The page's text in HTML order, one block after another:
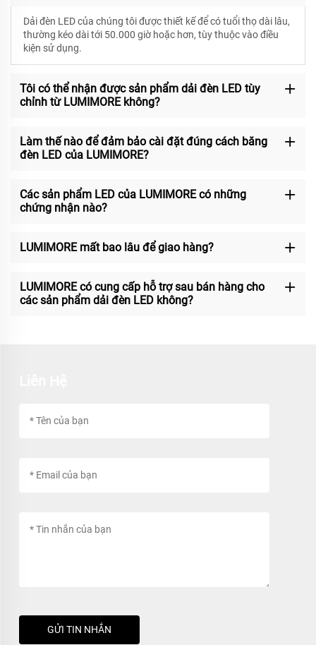
Dải đèn LED của chúng tôi được thiết kế để cótuổi thọ dài lâu,
thường kéo dài tới 50.000 giờ hoặc hơn, tùy thuộc vào điều
kiện sử dụng.
Tôi có thể nhận được sản phẩm dải đèn LED tùy
chỉnh từ LUMIMORE không?
Làm thế nào để đảm bảo cài đặt đúng cách băng
đèn LED của LUMIMORE?
Các sản phẩm LED của LUMIMORE có những
chứng nhận nào?
LUMIMORE mất bao lâu để giao hàng?
LUMIMORE có cung cấp hỗ trợ sau bán hàng cho
các sản phẩm dải đèn LED không?
GỬI TIN NHẮN